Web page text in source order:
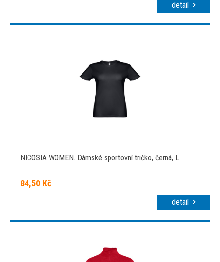
detail
NICOSIA WOMEN. Dámské sportovní tričko, černá, L
84,50 Kč
detail